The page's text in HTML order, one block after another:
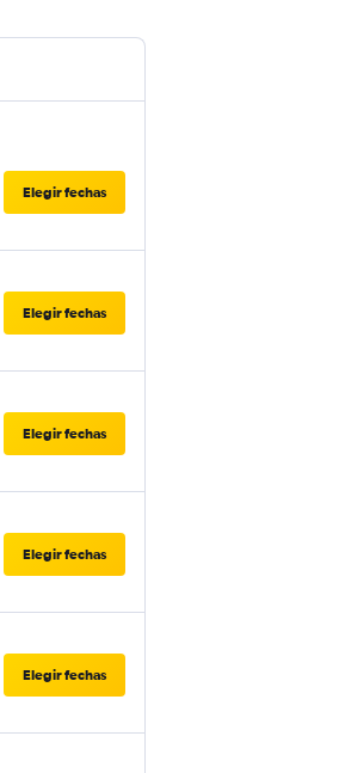
Elegir fechas
Elegir fechas
Elegir fechas
Elegir fechas
Elegir fechas